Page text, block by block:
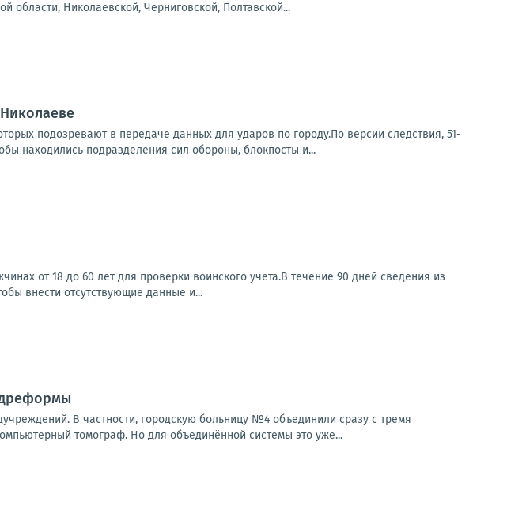
области, Николаевской, Черниговской, Полтавской...
подозревают в передаче данных для ударов по городу.По версии следствия, 51-
находились подразделения сил обороны, блокпосты и...
от 18 до 60 лет для проверки воинского учёта.В течение 90 дней сведения из
внести отсутствующие данные и...
В частности, городскую больницу №4 объединили сразу с тремя
томограф. Но для объединённой системы это уже...